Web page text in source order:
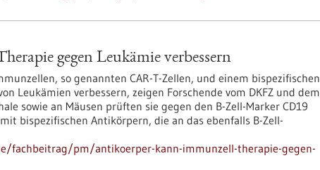
gegen Leukämie verbessern
so genannten CAR-T-Zellen, und einem bispezifischen
Leukämien verbessern, zeigen Forschende vom DKFZ und dem
sowie an Mäusen prüften sie gegen den B-Zell-Marker CD19
bispezifischen Antikörpern, die an das ebenfalls B-Zell-
fachbeitrag/pm/antikoerper-kann-immunzell-therapie-gegen-